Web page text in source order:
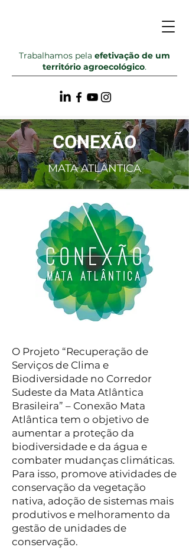
Trabalhamos pela efetivação de um
território agroecológico.
CONEXÃO
MATA ATLÂNTICA
O Projeto “Recuperação de
Serviços de Clima e
Biodiversidade no Corredor
Sudeste da Mata Atlântica
Brasileira” – Conexão Mata
Atlântica tem o objetivo de
aumentar a proteção da
biodiversidade e da água e
combater mudanças climáticas.
Para isso, promove atividades de
conservação da vegetação
nativa, adoção de sistemas mais
produtivos e melhoramento da
gestão de unidades de
conservação.